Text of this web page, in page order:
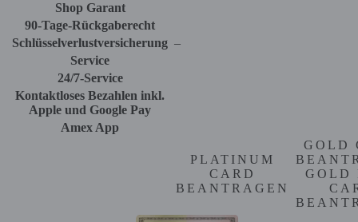
Shop Garant
90-Tage-Rückgaberecht
Schlüsselverlustversicherung –
Service
24/7-Service
Kontaktloses Bezahlen inkl.
Apple und Google Pay
Amex App
PLATINUM
CARD
BEANTRAGEN
GOLD
GOLD